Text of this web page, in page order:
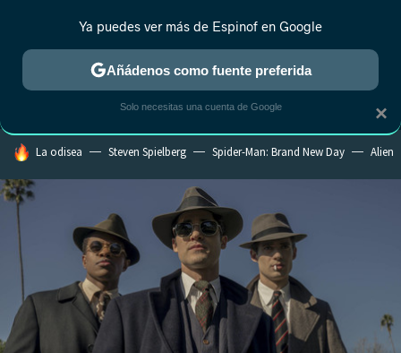
MENÚ NUEVO
ESTRENOS REALITY ANIME RANKINGS CINE
HOY SE HABLA DE
La odisea Steven Spielberg Spider-Man: Brand New Day Alien
×
Ya puedes ver más de Espinof en Google
Añádenos como fuente preferida
Solo necesitas una cuenta de Google